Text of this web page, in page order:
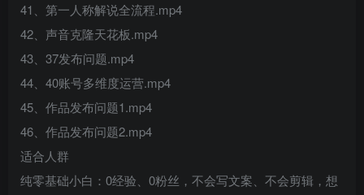
41、第一人称解说全流程.mp4
42、声音克隆天花板.mp4
43、37发布问题.mp4
44、40账号多维度运营.mp4
45、作品发布问题1.mp4
46、作品发布问题2.mp4
适合人群
纯零基础小白：0经验、0粉丝，不会写文案、不会剪辑，想